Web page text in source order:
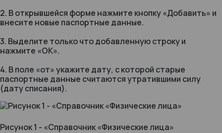
2. В открывшейся форме нажмите кнопку «Добавить» и
внесите новые паспортные данные.
3. Выделите только что добавленную строку и
нажмите «ОК».
4. В поле «от» укажите дату, с которой старые
паспортные данные считаются утратившими силу
(дату списания).
Рисунок 1 - «Справочник «Физические лица»